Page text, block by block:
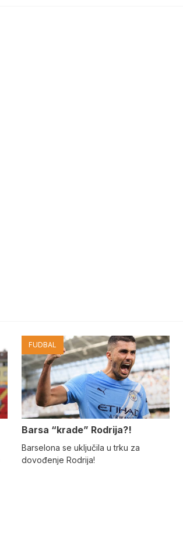
FUDBAL
Barsa “krade” Rodrija?!
Barselona se uključila u trku za
dovođenje Rodrija!